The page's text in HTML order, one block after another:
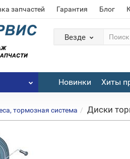
запчастей Гарантия Блог
Везде
Новинки Хиты
тормозная система Диски